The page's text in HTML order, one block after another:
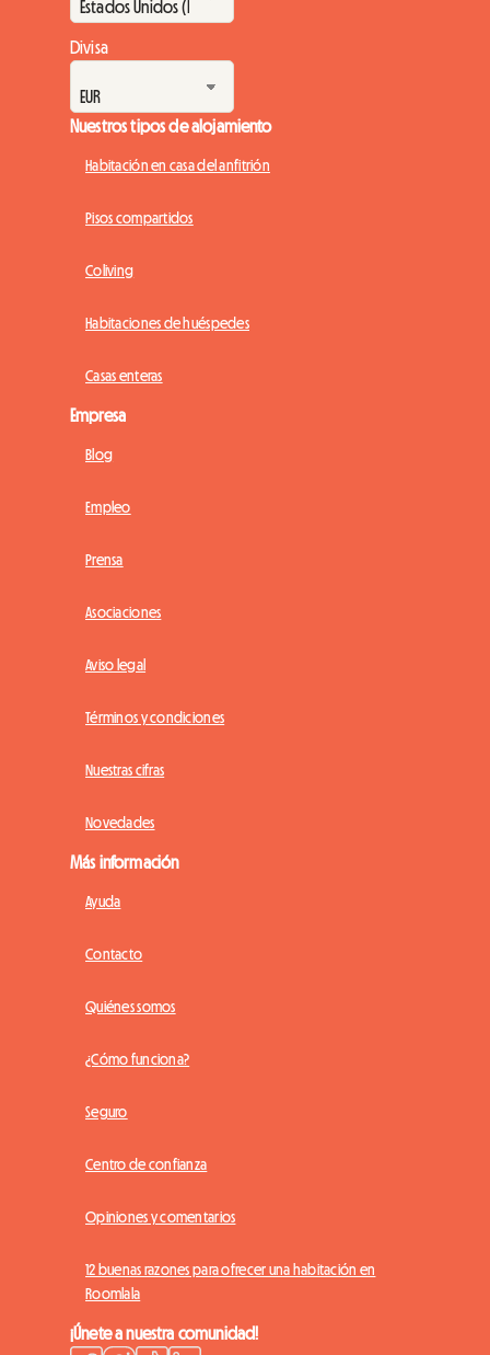
Divisa
Nuestros tipos de alojamiento
Habitación en casa del anfitrión
Pisos compartidos
Coliving
Habitaciones de huéspedes
Casas enteras
Empresa
Blog
Empleo
Prensa
Asociaciones
Aviso legal
Términos y condiciones
Nuestras cifras
Novedades
Más información
Ayuda
Contacto
Quiénes somos
¿Cómo funciona?
Seguro
Centro de confianza
Opiniones y comentarios
12 buenas razones para ofrecer una habitación en
Roomlala
¡Únete a nuestra comunidad!